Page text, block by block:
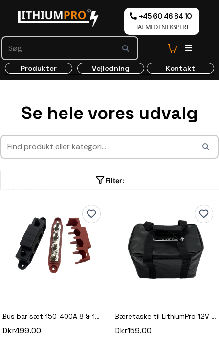
+45 60 46 84 10
TAL MED EN EKSPERT
Produkter Vejledning Kontakt
Se hele vores udvalg
Filter:
Bus bar sæt 150-400A 8 & 10mm
Dkr499.00
Bæretaske til LithiumPro 12V 50Ah batterier (grøn version og verdens mindste)
Dkr159.00